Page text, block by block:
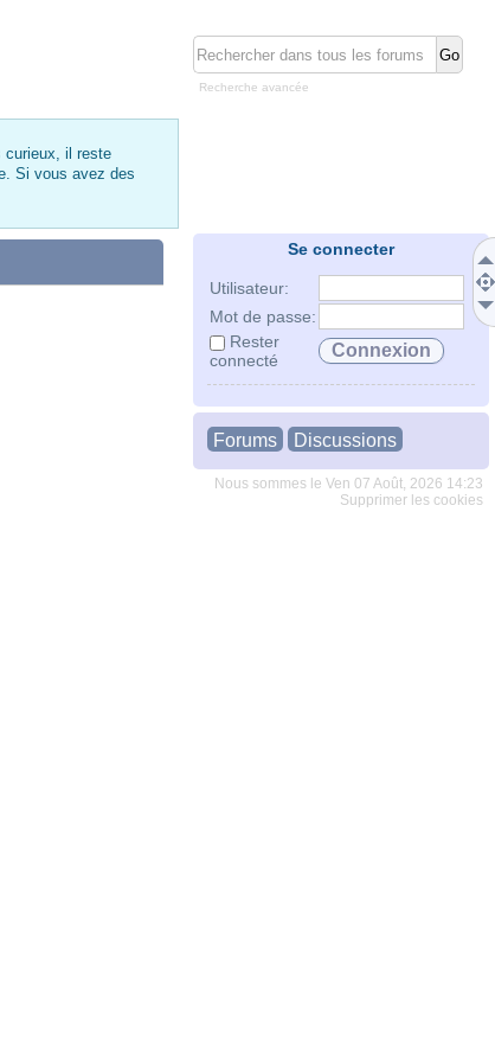
Recherche avancée
curieux, il reste
Si vous avez des
Se connecter
Utilisateur:
Mot de passe:
Rester
connecté
Forums Discussions
Nous sommes le Ven 07 Août, 2026 14:23
Supprimer les cookies